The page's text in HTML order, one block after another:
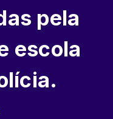
pela
escola